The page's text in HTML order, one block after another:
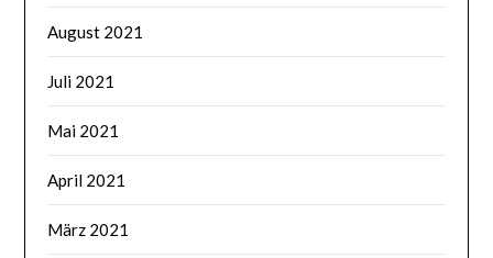
August 2021
Juli 2021
Mai 2021
April 2021
März 2021